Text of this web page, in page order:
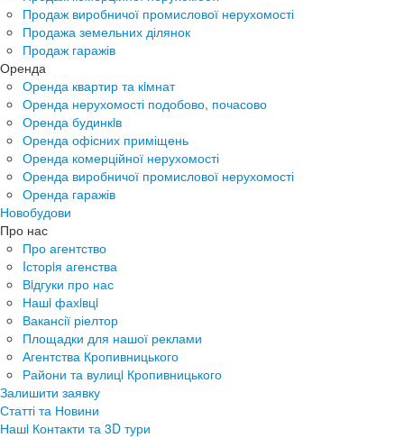
Продаж виробничої промислової нерухомості
Продажа земельних ділянок
Продаж гаражів
Оренда
Оренда квартир та кiмнат
Оренда нерухомості подобово, почасово
Оренда будинкiв
Оренда офісних приміщень
Оренда комерційної нерухомості
Оренда виробничої промислової нерухомості
Оренда гаражів
Новобудови
Про нас
Про агентство
Iсторiя агенства
Вiдгуки про нас
Нашi фахiвцi
Вакансії ріелтор
Площадки для нашої реклами
Агентства Кропивницького
Райони та вулицi Кропивницького
Залишити заявку
Статті та Новини
Нашi Контакти та 3D тури